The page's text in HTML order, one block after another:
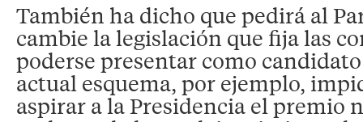
También ha dicho que pedirá al
cambie la legislación que fija las
poderse presentar como
actual esquema, por ejemplo,
aspirar a la Presidencia el premio